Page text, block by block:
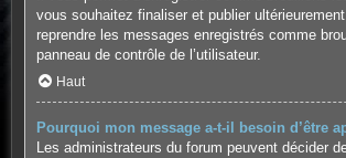
vous souhaitez finaliser et publier
reprendre les messages enregistrés comme
panneau de contrôle de l’utilisateur.
Haut
Pourquoi mon message a-t-il besoin d’être
Les administrateurs du forum peuvent décider